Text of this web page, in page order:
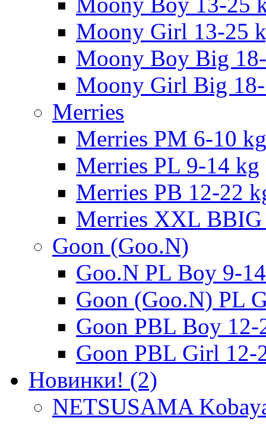
Moony Girl 13-25
Moony Boy Big
Moony Girl Big
Merries
Merries PM 6-10 kg
Merries PL 9-14 kg
Merries PB 12-22
Merries XXL
Goon (Goo.N)
Goo.N PL Boy 9-
Goon (Goo.N) PL
Goon PBL Boy 12-
Goon PBL Girl 12-
Новинки! (2)
NETSUSAMA